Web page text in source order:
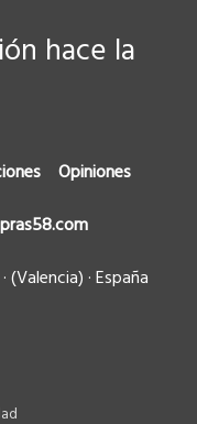
hace la
Opiniones
· España